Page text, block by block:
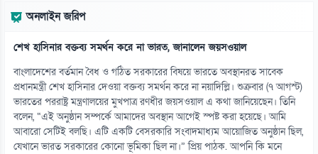
অনলাইন জরিপ
শেখ হাসিনার বক্তব্য সমর্থন করে না ভারত, জানালেন জয়সওয়াল
বাংলাদেশের বর্তমান বৈধ ও গঠিত সরকারের বিষয়ে ভারতে অবস্থানরত সাবেক
প্রধানমন্ত্রী শেখ হাসিনার দেওয়া বক্তব্য সমর্থন করে না নয়াদিল্লি। শুক্রবার (৭ আগস্ট)
ভারতের পররাষ্ট্র মন্ত্রণালয়ের মুখপাত্র রণধীর জয়সওয়াল এ কথা জানিয়েছেন। তিনি
বলেন, “এই অনুষ্ঠান সম্পর্কে আমাদের অবস্থান আগেই স্পষ্ট করা হয়েছে। আমি
আবারো সেটিই বলছি। এটি একটি বেসরকারি সংবাদমাধ্যম আয়োজিত অনুষ্ঠান ছিল,
যেখানে ভারত সরকারের কোনো ভূমিকা ছিল না।” প্রিয় পাঠক. আপনি কি মনে